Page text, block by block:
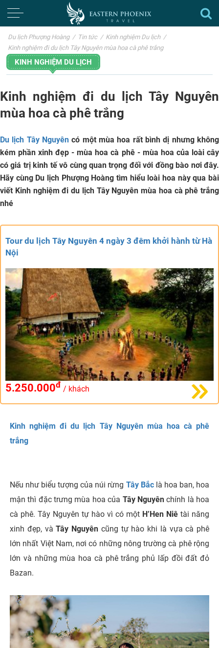
Du lịch Phượng Hoàng / Tin tức / Kinh nghiệm Du lịch /
Kinh nghiệm đi du lịch Tây Nguyên mùa hoa cà phê trắng
KINH NGHIỆM DU LỊCH
Kinh nghiệm đi du lịch Tây Nguyên
mùa hoa cà phê trắng
Du lịch Tây Nguyên có một mùa hoa rất bình dị nhưng không
kém phần xinh đẹp - mùa hoa cà phê - mùa hoa của loài cây
có giá trị kinh tế vô cùng quan trọng đối với đồng bào nơi đây.
Hãy cùng Du lịch Phượng Hoàng tìm hiểu loài hoa này qua bài
viết Kinh nghiệm đi du lịch Tây Nguyên mùa hoa cà phê trắng
nhé
Tour du lịch Tây Nguyên 4 ngày 3 đêm khởi hành từ Hà
Nội
5.250.000đ / khách
Kinh nghiệm đi du lịch Tây Nguyên mùa hoa cà phê
trắng
Nếu như biểu tượng của núi rừng Tây Bắclà hoa ban, hoa
mận thì đặc trưng mùa hoa của Tây Nguyênchính là hoa
cà phê. Tây Nguyên tự hào vì có một H’Hen Niê tài năng
xinh đẹp, vàTây Nguyên cũng tự hào khi là vựa cà phê
lớn nhất Việt Nam, nơi có những nông trường cà phê rộng
lớn và những mùa hoa cà phê trắng phủ lấp đồi đất đỏ
Bazan.